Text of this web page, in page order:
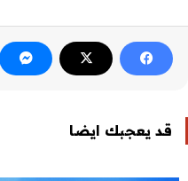
قد يعجبك ايضا